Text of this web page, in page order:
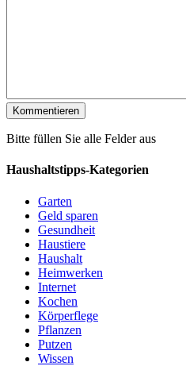
Bitte füllen Sie alle Felder aus
Haushaltstipps-Kategorien
Garten
Geld sparen
Gesundheit
Haustiere
Haushalt
Heimwerken
Internet
Kochen
Körperflege
Pflanzen
Putzen
Wissen